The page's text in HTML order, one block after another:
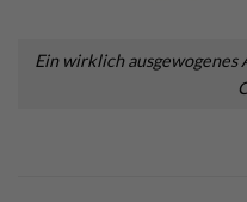
Ein wirklich